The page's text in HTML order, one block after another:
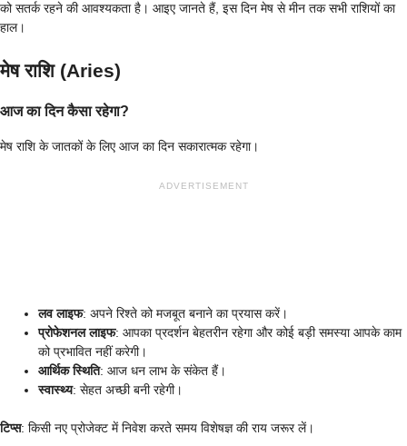
को सतर्क रहने की आवश्यकता है। आइए जानते हैं, इस दिन मेष से मीन तक सभी राशियों का
हाल।
मेष राशि (Aries)
आज का दिन कैसा रहेगा?
मेष राशि के जातकों के लिए आज का दिन सकारात्मक रहेगा।
ADVERTISEMENT
लव लाइफ: अपने रिश्ते को मजबूत बनाने का प्रयास करें।
प्रोफेशनल लाइफ: आपका प्रदर्शन बेहतरीन रहेगा और कोई बड़ी समस्या आपके काम
को प्रभावित नहीं करेगी।
आर्थिक स्थिति: आज धन लाभ के संकेत हैं।
स्वास्थ्य: सेहत अच्छी बनी रहेगी।
टिप्स: किसी नए प्रोजेक्ट में निवेश करते समय विशेषज्ञ की राय जरूर लें।